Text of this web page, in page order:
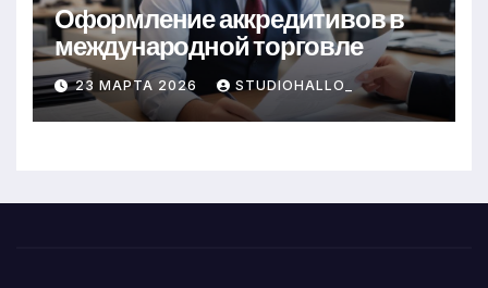
Оформление аккредитивов в
международной торговле
23 МАРТА 2026 STUDIOHALLO_